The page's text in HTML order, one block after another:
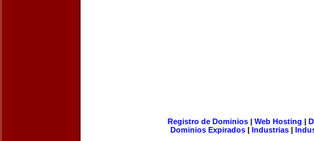
Registro de Dominios| Web Hosting |
Dominios Expirados | Industrias |